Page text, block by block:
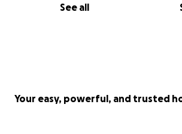
See all
Your easy, powerful, and trusted